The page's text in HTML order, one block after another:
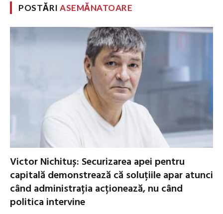
POSTĂRIASEMĂNATOARE
Victor Nichituș: Securizarea apei pentru
capitală demonstrează că soluțiile apar atunci
când administrația acționează, nu când
politica intervine